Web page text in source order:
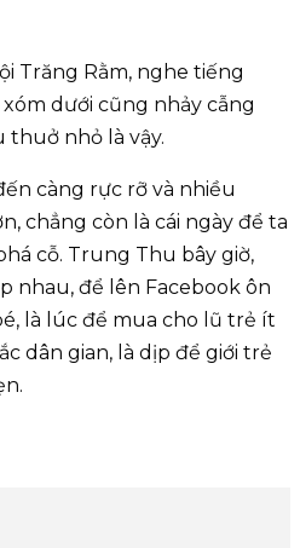
Trăng Rằm, nghe tiếng
dưới cũng nhảy cẫng
thuở nhỏ là vậy.
càng rực rỡ và nhiều
chẳng còn là cái ngày để ta
cỗ. Trung Thu bây giờ,
nhau, để lên Facebook ôn
là lúc để mua cho lũ trẻ ít
dân gian, là dịp để giới trẻ